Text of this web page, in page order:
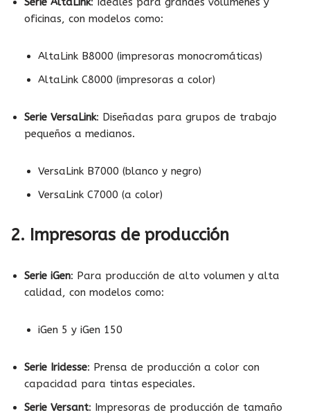
oficinas, con modelos como:
AltaLink B8000 (impresoras monocromáticas)
AltaLink C8000 (impresoras a color)
Serie VersaLink: Diseñadas para grupos de trabajo
pequeños a medianos.
VersaLink B7000 (blanco y negro)
VersaLink C7000 (a color)
2. Impresoras de producción
Serie iGen: Para producción de alto volumen y alta
calidad, con modelos como:
iGen 5 y iGen 150
Serie Iridesse: Prensa de producción a color con
capacidad para tintas especiales.
Serie Versant: Impresoras de producción de tamaño